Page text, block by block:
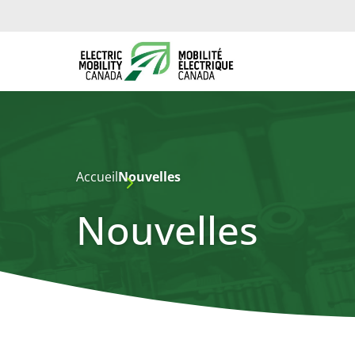
AccueilNouvelles
Nouvelles